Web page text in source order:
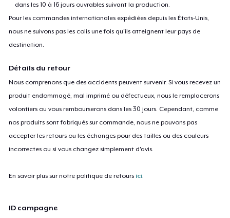
dans les 10 à 16 jours ouvrables suivant la production.
Pour les commandes internationales expédiées depuis les États-Unis,
nous ne suivons pas les colis une fois qu'ils atteignent leur pays de
destination.
Détails du retour
Nous comprenons que des accidents peuvent survenir. Si vous recevez un
produit endommagé, mal imprimé ou défectueux, nous le remplacerons
volontiers ou vous rembourserons dans les 30 jours. Cependant, comme
nos produits sont fabriqués sur commande, nous ne pouvons pas
accepter les retours ou les échanges pour des tailles ou des couleurs
incorrectes ou si vous changez simplement d'avis.
En savoir plus sur notre politique de retours ici.
ID campagne